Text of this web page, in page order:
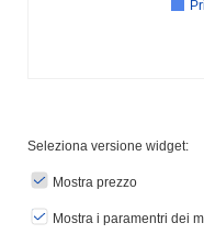
Seleziona versione widget:
Mostra prezzo
Mostra i paramentri dei